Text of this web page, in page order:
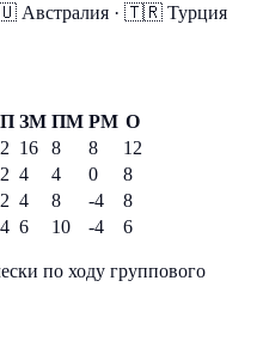
Австралия · 🇹🇷 Турция
П ЗМ ПМ РМ О
2 16 8 8
12
2 4 4 0
8
2 4 8 -4
8
4 6 10 -4 6
по ходу группового